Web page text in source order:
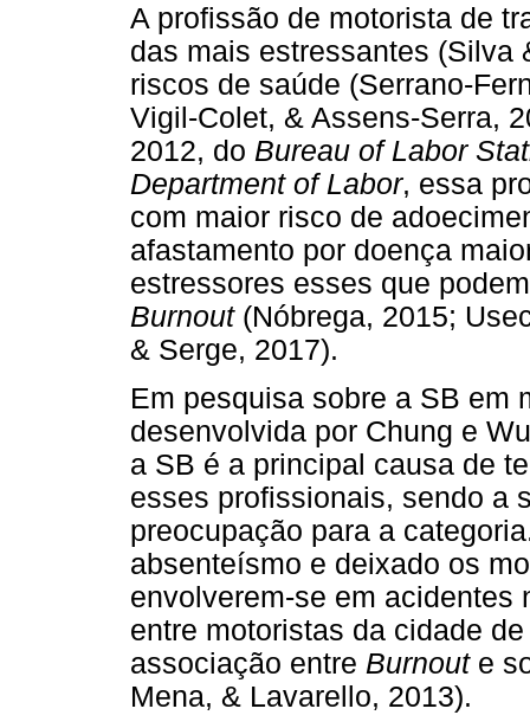
A profissão de motorista de
das mais estressantes (Silva
riscos de saúde (Serrano-
Vigil-Colet, & Assens-Serra,
2012, do Bureau of Labor
Department of Labor, essa
com maior risco de
afastamento por doença
estressores esses que
Burnout(Nóbrega, 2015;
& Serge, 2017).
Em pesquisa sobre a SB em
desenvolvida por Chung e
a SB é a principal causa de
esses profissionais, sendo a
preocupação para a
absenteísmo e deixado os
envolverem-se em acidentes
entre motoristas da cidade
associação entre Burnoute
Mena, & Lavarello, 2013).